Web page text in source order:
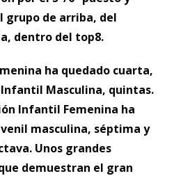
grupo de arriba, del
dentro del top8.
ha quedado cuarta,
Masculina, quintas.
Infantil Femenina ha
masculina, séptima y
Unos grandes
demuestran el gran